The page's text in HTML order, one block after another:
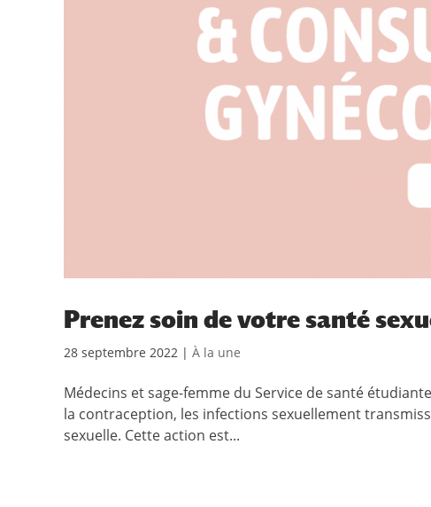
Prenez soin de votre santé
28 septembre 2022 | À la une
Médecins et sage-femme du Service de santé
la contraception, les infections sexuellement
sexuelle. Cette action est...